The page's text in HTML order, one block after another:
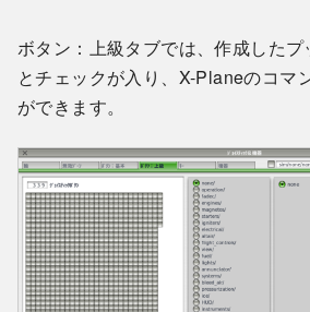
ボタン：上級タブでは、作成した
とチェックが入り、X-Planeのコマ
ができます。